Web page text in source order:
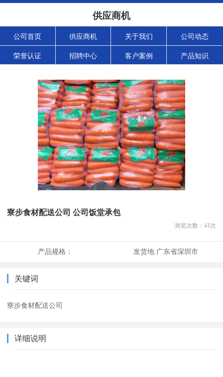
供应商机
公司首页 供应商机 关于我们 公司动态
荣誉认证 招聘中心 客户案例 产品知识
寮步食材配送公司 公司饭堂承包
浏览次数： 41次
产品规格： 发货地:广东省深圳市
关键词
寮步食材配送公司
详细说明